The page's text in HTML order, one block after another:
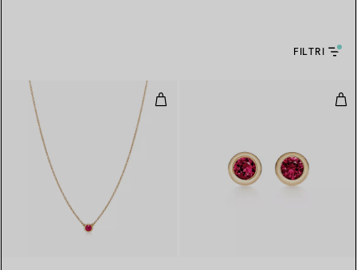
FILTRI
Pendente Color by the Yard in